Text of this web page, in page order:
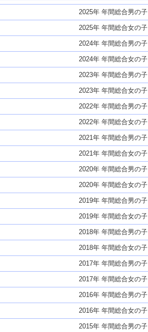
2025年 年間総合男の子
2025年 年間総合女の子
2024年 年間総合男の子
2024年 年間総合女の子
2023年 年間総合男の子
2023年 年間総合女の子
2022年 年間総合男の子
2022年 年間総合女の子
2021年 年間総合男の子
2021年 年間総合女の子
2020年 年間総合男の子
2020年 年間総合女の子
2019年 年間総合男の子
2019年 年間総合女の子
2018年 年間総合男の子
2018年 年間総合女の子
2017年 年間総合男の子
2017年 年間総合女の子
2016年 年間総合男の子
2016年 年間総合女の子
2015年 年間総合男の子